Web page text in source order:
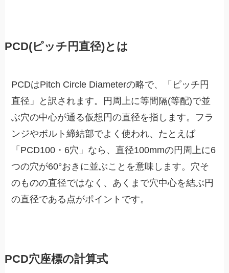
PCD(ピッチ円直径)とは
PCDはPitch Circle Diameterの略で、「ピッチ円
直径」と訳されます。円周上に等間隔(等配)で並
ぶ穴の中心が通る仮想円の直径を指します。フラ
ンジやボルト締結部でよく使われ、たとえば
「PCD100・6穴」なら、直径100mmの円周上に6
つの穴が60°おきに並ぶことを意味します。穴そ
のものの直径ではなく、あくまで穴中心を結ぶ円
の直径である点がポイントです。
PCD穴座標の計算式